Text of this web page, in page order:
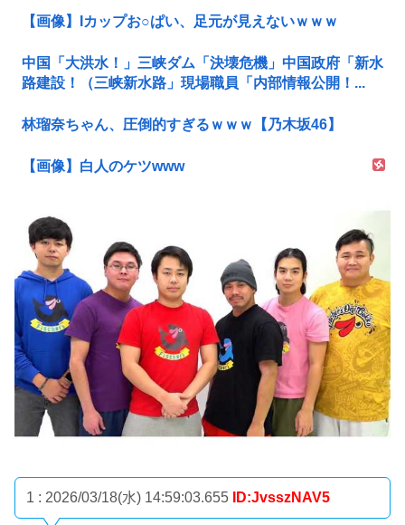
【画像】Iカップお○ぱい、足元が見えないｗｗｗ
中国「大洪水！」三峡ダム「決壊危機」中国政府「新水
路建設！（三峡新水路」現場職員「内部情報公開！...
林瑠奈ちゃん、圧倒的すぎるｗｗｗ【乃木坂46】
【画像】白人のケツwww
1 : 2026/03/18(水) 14:59:03.655 ID:JvsszNAV5